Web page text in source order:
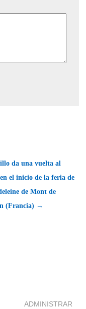
da una vuelta al
el inicio de la feria de
de Mont de
(Francia) →
ADMINISTRAR